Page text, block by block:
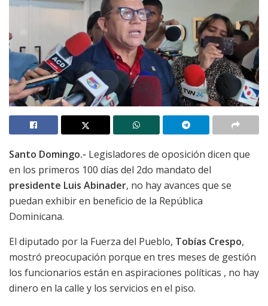
Santo Domingo.- Legisladores de oposición dicen que
en los primeros 100 días del 2do mandato del
presidente Luis Abinader, no hay avances que se
puedan exhibir en beneficio de la República
Dominicana.
El diputado por la Fuerza del Pueblo, Tobías Crespo,
mostró preocupación porque en tres meses de gestión
los funcionarios están en aspiraciones políticas , no hay
dinero en la calle y los servicios en el piso.